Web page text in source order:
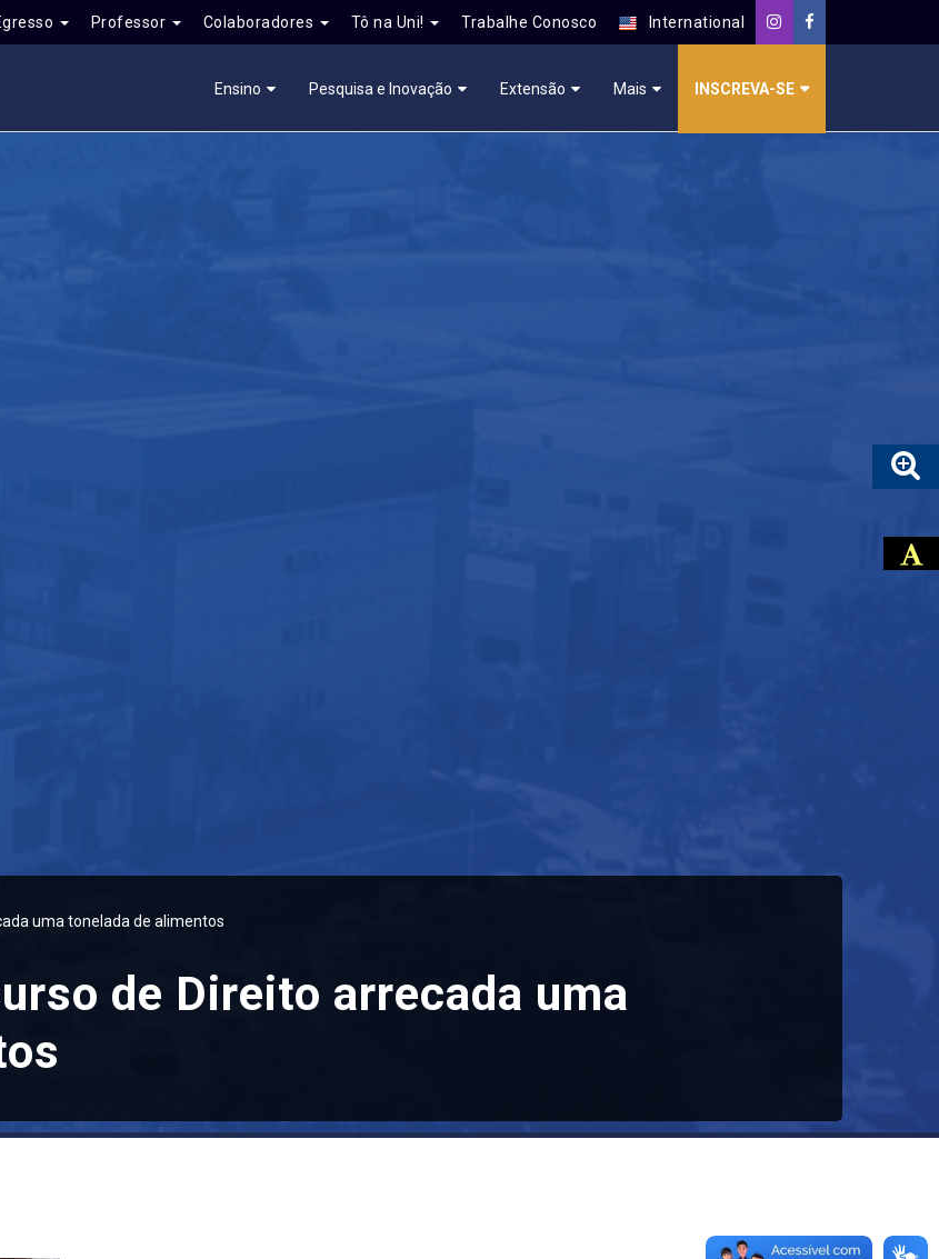
Professor Colaboradores Tô na Uni! Trabalhe Conosco International
Ensino Pesquisa e Inovação Extensão Mais INSCREVA-SE
uma tonelada de alimentos
de Direito arrecada uma